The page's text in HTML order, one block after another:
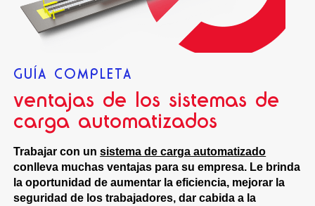
GUÍA COMPLETA
ventajas de los sistemas de
carga automatizados
Trabajar con unsistema de carga automatizado
conlleva muchas ventajas para su empresa. Le brinda
la oportunidad de aumentar la eficiencia, mejorar la
seguridad de los trabajadores, dar cabida a la